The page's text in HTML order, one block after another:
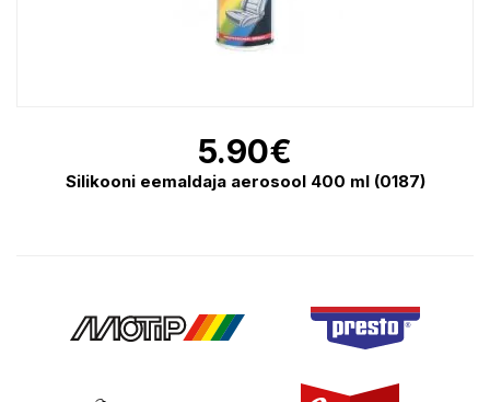
5.90€
Silikooni eemaldaja aerosool 400 ml (0187)